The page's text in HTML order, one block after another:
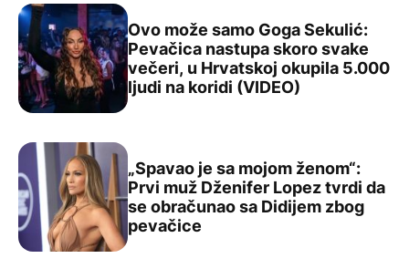
Ovo može samo Goga Sekulić: Pevačica nastupa
Ovo može samo Goga Sekulić:
Pevačica nastupa skoro svake
večeri, u Hrvatskoj okupila 5.000
ljudi na koridi (VIDEO)
„Spavao je sa mojom ženom“: Prvi muž Dženifer
„Spavao je sa mojom ženom“:
Prvi muž Dženifer Lopez tvrdi da
se obračunao sa Didijem zbog
pevačice